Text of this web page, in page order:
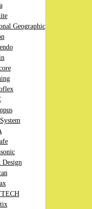
Geographic
Design